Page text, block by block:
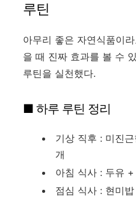
루틴
아무리 좋은 자연식품이
을 때 진짜 효과를 볼 수
루틴을 실천했다.
■ 하루 루틴 정리
기상 직후 : 미진
개
아침 식사 : 두유
점심 식사 : 현미